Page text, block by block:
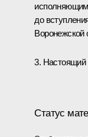
исполняющим
до
Воронежской
3. Настоящий
Статус